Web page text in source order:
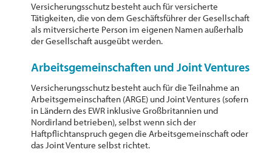
Versicherungsschutz besteht auch für versicherte
Tätigkeiten, die von dem Geschäftsführer der Gesellschaft
als mitversicherte Person im eigenen Namen außerhalb
der Gesellschaft ausgeübt werden.
Arbeitsgemeinschaften und Joint Ventures
Versicherungsschutz besteht auch für die Teilnahme an
Arbeitsgemeinschaften (ARGE) und Joint Ventures (sofern
in Ländern des EWR inklusive Großbritannien und
Nordirland betrieben), selbst wenn sich der
Haftpflichtanspruch gegen die Arbeitsgemeinschaft oder
das Joint Venture selbst richtet.